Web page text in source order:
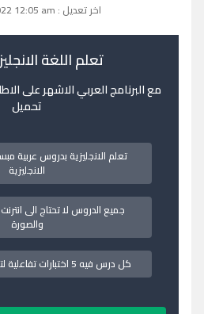
اخر تعديل : June 18, 2022 12:05 am
تعلم اللغة
تحميل
تعلم الانجليزية بدروس
الانجليزية
جميع الدروس لا تحتاج الى
والصورة
كل درس فيه 5 اختبارات تفاعلية لتحسين اللفظ والنطق